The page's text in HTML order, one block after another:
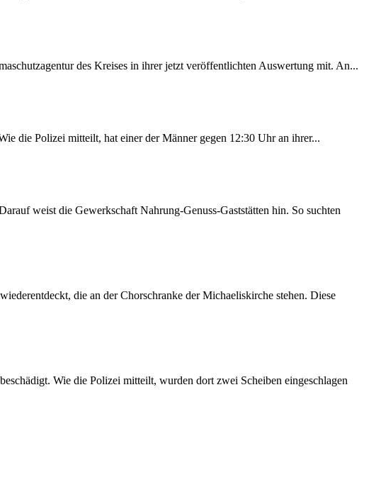
des Kreises in ihrer jetzt veröffentlichten Auswertung mit. An...
die Polizei mitteilt, hat einer der Männer gegen 12:30 Uhr an ihrer...
weist die Gewerkschaft Nahrung-Genuss-Gaststätten hin. So suchten
die an der Chorschranke der Michaeliskirche stehen. Diese
Wie die Polizei mitteilt, wurden dort zwei Scheiben eingeschlagen